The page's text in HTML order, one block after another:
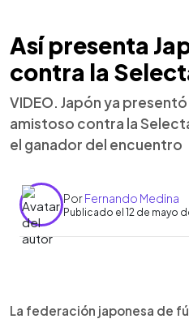
Así presenta
contra la
VIDEO. Japón ya
amistoso contra la
el ganador del encuentro
PorFernando Medina
Publicado el 12 de mayo
► Escuchar artículo
La federación japonesa de